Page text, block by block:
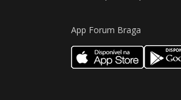
App Forum Braga